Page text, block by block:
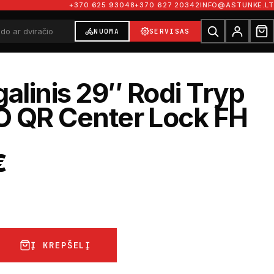
+370 625 93048+370 627 20342INFO@ASTUNKE.LT
NUOMA SERVISAS
29″ Rodi Tryp
QR Center Lock FH
Į KREPŠELĮ